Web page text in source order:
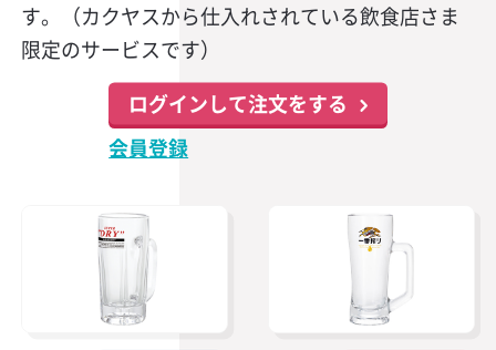
す。（カクヤスから仕入れされている飲食店さま
限定のサービスです）
ログインして注文をする
会員登録